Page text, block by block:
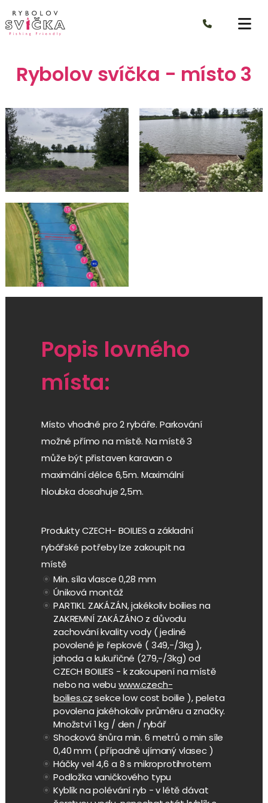
Rybolov svíčka - místo 3
Popis lovného
místa:
Místo vhodné pro 2 rybáře. Parkování
možné přímo na místě. Na místě 3
může být přistaven karavan o
maximální délce 6,5m. Maximální
hloubka dosahuje 2,5m.
Produkty CZECH- BOILIES a základní
rybářské potřeby lze zakoupit na
místě
Min. síla vlasce 0,28 mm
Úniková montáž
PARTIKL ZAKÁZÁN, jakékoliv boilies na
ZAKREMNÍ ZAKÁZÁNO z důvodu
zachování kvality vody ( jediné
povolené je řepkové ( 349,-/3kg ),
jahoda a kukuřičné (279,-/3kg) od
CZECH BOILIES - k zakoupení na místě
nebo na webuwww.czech-
boilies.czsekce low cost boilie ), peleta
povolena jakéhokoliv průměru a značky.
Množství 1 kg / den / rybář
Shocková šnůra min. 6 metrů o min síle
0,40 mm ( případně ujímaný vlasec )
Háčky vel 4,6 a 8 s mikroprotihrotem
Podložka vaničkového typu
Kyblík na polévání ryb - v létě dávat